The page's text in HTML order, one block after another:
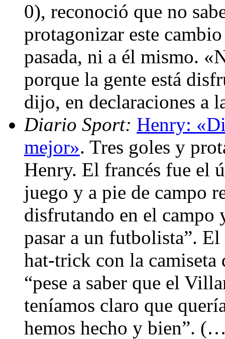
0), reconoció que no
protagonizar este
pasada, ni a él mismo.
porque la gente está
dijo, en declaraciones a
Diario Sport: Henry:
mejor». Tres goles y
Henry. El francés fue el
juego y a pie de campo
disfrutando en el campo
pasar a un futbolista”.
hat-trick con la camiseta
“pese a saber que el
teníamos claro que
hemos hecho y bien”.